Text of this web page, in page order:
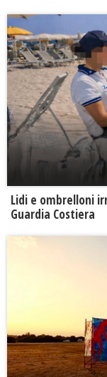
Lidi e ombrelloni
Guardia Costiera